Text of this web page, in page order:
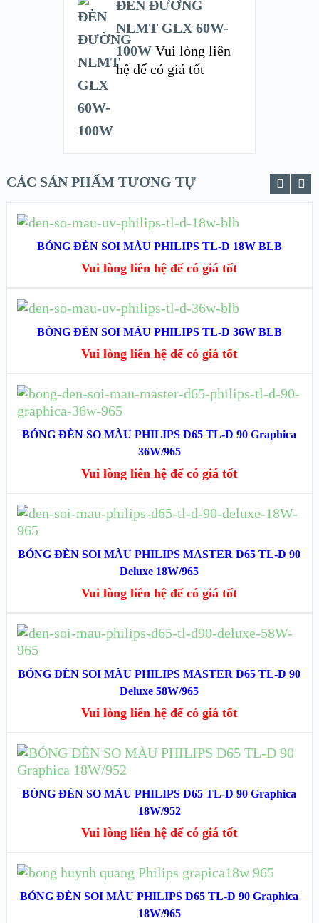
ĐÈN ĐƯỜNG
NLMT GLX 60W-
100W Vui lòng liên
hệ để có giá tốt
CÁC SẢN PHẨM TƯƠNG TỰ
XEM NHANH
XEM CHI TIẾT
ĐỌC TIẾP
BÓNG ĐÈN SOI MÀU PHILIPS TL-D 18W BLB
Vui lòng liên hệ để có giá tốt
XEM NHANH
XEM CHI TIẾT
ĐỌC TIẾP
BÓNG ĐÈN SOI MÀU PHILIPS TL-D 36W BLB
Vui lòng liên hệ để có giá tốt
XEM NHANH
XEM CHI TIẾT
ĐỌC TIẾP
BÓNG ĐÈN SO MÀU PHILIPS D65 TL-D 90 Graphica
36W/965
Vui lòng liên hệ để có giá tốt
XEM NHANH
XEM CHI TIẾT
ĐỌC TIẾP
BÓNG ĐÈN SOI MÀU PHILIPS MASTER D65 TL-D 90
Deluxe 18W/965
Vui lòng liên hệ để có giá tốt
XEM NHANH
XEM CHI TIẾT
ĐỌC TIẾP
BÓNG ĐÈN SOI MÀU PHILIPS MASTER D65 TL-D 90
Deluxe 58W/965
Vui lòng liên hệ để có giá tốt
XEM NHANH
XEM CHI TIẾT
ĐỌC TIẾP
BÓNG ĐÈN SO MÀU PHILIPS D65 TL-D 90 Graphica
18W/952
Vui lòng liên hệ để có giá tốt
XEM NHANH
ĐỌC TIẾP
BÓNG ĐÈN SOI MÀU PHILIPS D65 TL-D 90 Graphica
18W/965